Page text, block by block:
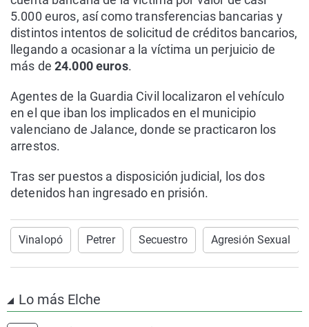
5.000 euros, así como transferencias bancarias y
distintos intentos de solicitud de créditos bancarios,
llegando a ocasionar a la víctima un perjuicio de
más de 24.000 euros.
Agentes de la Guardia Civil localizaron el vehículo
en el que iban los implicados en el municipio
valenciano de Jalance, donde se practicaron los
arrestos.
Tras ser puestos a disposición judicial, los dos
detenidos han ingresado en prisión.
Vinalopó Petrer Secuestro Agresión Sexual
Lo más Elche